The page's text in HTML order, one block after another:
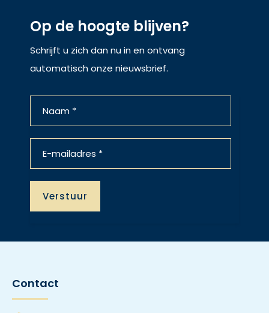
Op de hoogte blijven?
Schrijft u zich dan nu in en ontvang
automatisch onze nieuwsbrief.
Contact